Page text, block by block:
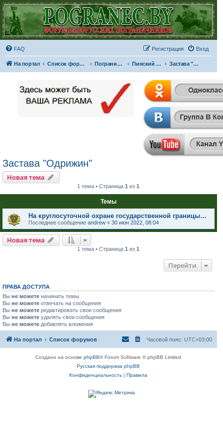
FAQ Вход
Регистрация
На портал Список форумов Пограничные отряды и части Пинский пограничный отряд Застава "Одрижин"
Застава "Одрижин"
Новая тема
1 тема • Страница1 из1
Темы
На круглосуточной охране государственной границы…
Последнее сообщение andrew « 30 июн 2022, 08:04
Новая тема
1 тема • Страница1 из1
Перейти
ПРАВА ДОСТУПА
Вы не можете начинать темы
Вы не можете отвечать на сообщения
Вы не можете редактировать свои сообщения
Вы не можете удалять свои сообщения
Вы не можете добавлять вложения
На портал Список форумов Часовой пояс: UTC+03:00
Создано на основеphpBB® Forum Software © phpBB Limited
Русская поддержка phpBB
Конфиденциальность |Правила